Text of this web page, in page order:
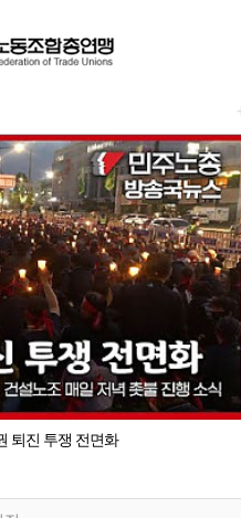
퇴진 투쟁 전면화